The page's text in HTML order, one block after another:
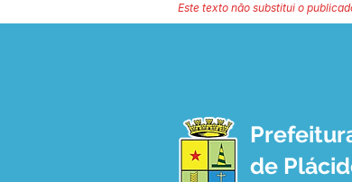
Este texto não substitui o
de